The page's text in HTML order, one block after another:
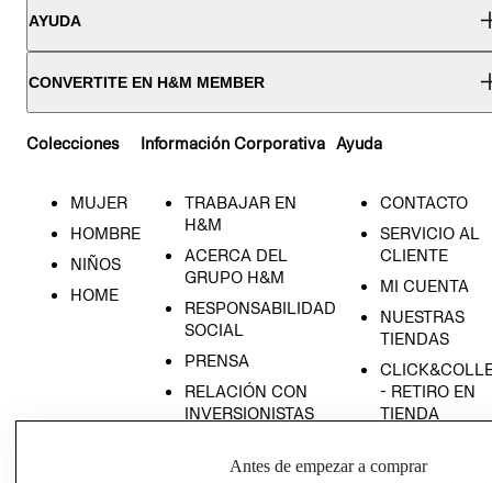
AYUDA
CONVERTITE EN H&M MEMBER
Colecciones
MUJER
HOMBRE
NIÑOS
HOME
Información Corporativa
TRABAJAR EN
H&M
ACERCA DEL
GRUPO H&M
RESPONSABILIDAD
SOCIAL
PRENSA
RELACIÓN CON
INVERSIONISTAS
EMPRESARIAL
Ayuda
CONTACTO
SERVICIO AL
CLIENTE
MI CUENTA
NUESTRAS
TIENDAS
- RETIRO EN
TIENDA
CONDICIONES
Antes de empezar a comprar